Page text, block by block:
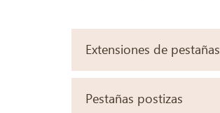
Extensiones de pestañas
Pestañas postizas